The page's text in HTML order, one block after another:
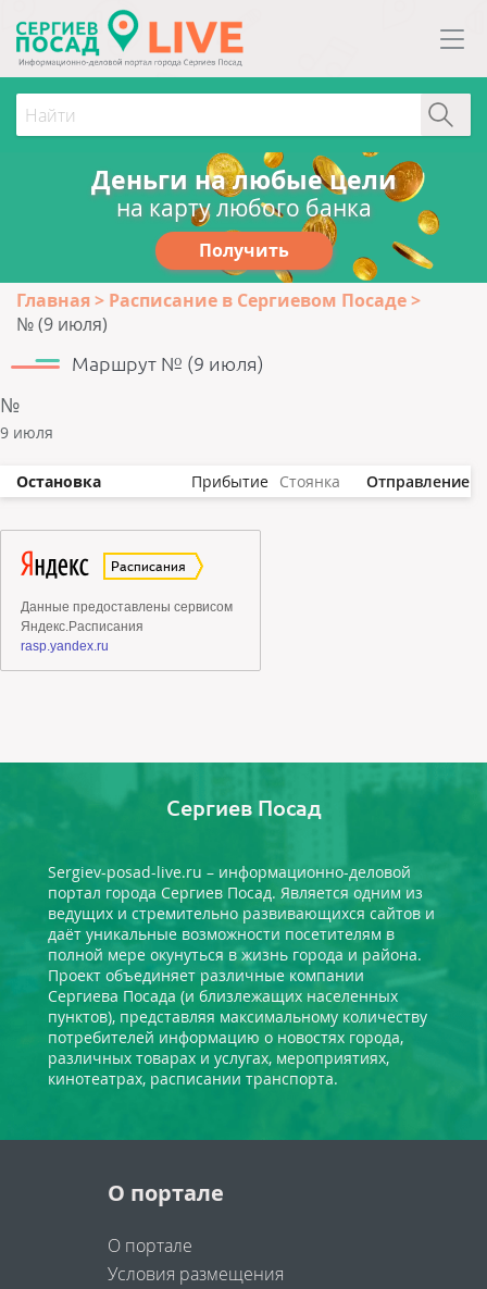
Деньги на любые цели
на карту любого банка
Получить
Главная
Расписание в Сергиевом Посаде
№ (9 июля)
Маршрут № (9 июля)
№
9 июля
Остановка Прибытие Стоянка Отправление
Сергиев Посад
Sergiev-posad-live.ru – информационно-деловой
портал города Сергиев Посад. Является одним из
ведущих и стремительно развивающихся сайтов и
даёт уникальные возможности посетителям в
полной мере окунуться в жизнь города и района.
Проект объединяет различные компании
Сергиева Посада (и близлежащих населенных
пунктов), представляя максимальному количеству
потребителей информацию о новостях города,
различных товарах и услугах, мероприятиях,
кинотеатрах, расписании транспорта.
О портале
О портале
Условия размещения